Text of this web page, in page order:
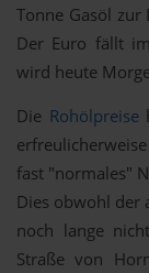
Tonne Gasöl
Der Euro fällt
wird heute
Die Rohölpreise
fast "normales"
Dies obwohl der
noch lange
Straße von